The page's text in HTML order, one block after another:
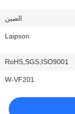
الصين
Laipson
RoHS,SGS,ISO9001
W-VF201